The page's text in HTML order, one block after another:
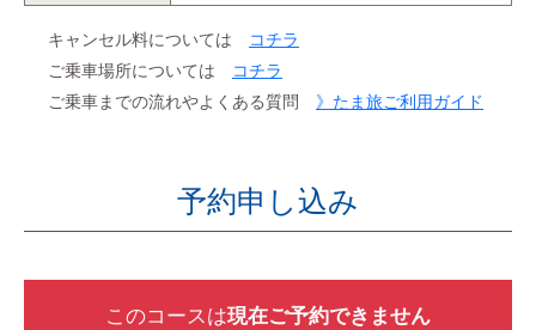
キャンセル料については
コチラ
ご乗車場所については
コチラ
ご乗車までの流れやよくある質問 》たま旅ご利用ガイド
予約申し込み
このコースは現在ご予約できません